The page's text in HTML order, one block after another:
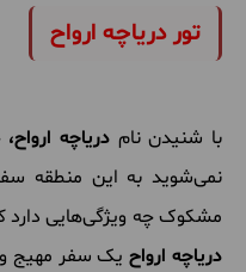
تور دریاچه ارواح
با شنیدن نام دریاچه ارواح،
نمی‌شوید به این منطقه
مشکوک چه ویژگی‌هایی دارد
دریاچه ارواحیک سفر مهیج